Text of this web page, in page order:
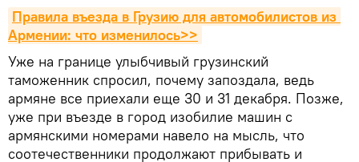
Правила въезда в Грузию для автомобилистов из
Армении: что изменилось>>
Уже на границе улыбчивый грузинский
таможенник спросил, почему запоздала, ведь
армяне все приехали еще 30 и 31 декабря. Позже,
уже при въезде в город изобилие машин с
армянскими номерами навело на мысль, что
соотечественники продолжают прибывать и